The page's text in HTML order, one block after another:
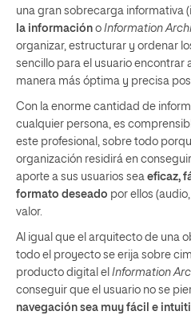
una gran sobrecarga informativa
la información o Information
organizar, estructurar y ordenar
sencillo para el usuario encontrar
manera más óptima y precisa
Con la enorme cantidad de
cualquier persona, es
este profesional, sobre todo
organización residirá en
aporte a sus usuarios sea eficaz,
formato deseado por ellos
valor.
Al igual que el arquitecto de una
todo el proyecto se erija sobre
producto digital el Information
conseguir que el usuario no se
navegación sea muy fácil e